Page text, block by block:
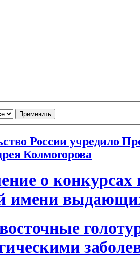
Применить
России учредило
Колмогорова
о конкурсах
имени